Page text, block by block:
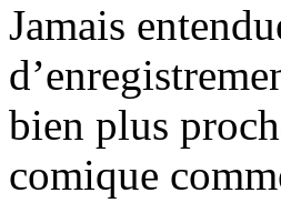
Jamais
bien plus
comique